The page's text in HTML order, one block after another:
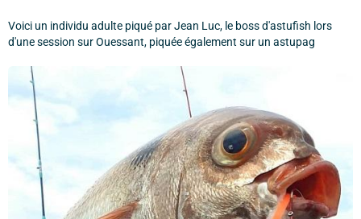
Voici un individu adulte piqué par Jean Luc, le boss d'astufish lors
d'une session sur Ouessant, piquée également sur un astupag